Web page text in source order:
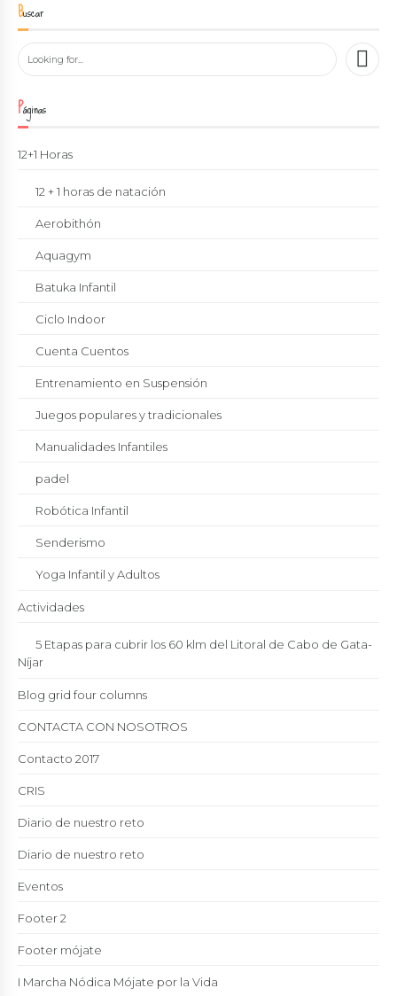
Buscar
Páginas
12+1 Horas
12 + 1 horas de natación
Aerobithón
Aquagym
Batuka Infantil
Ciclo Indoor
Cuenta Cuentos
Entrenamiento en Suspensión
Juegos populares y tradicionales
Manualidades Infantiles
padel
Robótica Infantil
Senderismo
Yoga Infantil y Adultos
Actividades
5 Etapas para cubrir los 60 klm del Litoral de Cabo de Gata-
Níjar
Blog grid four columns
CONTACTA CON NOSOTROS
Contacto 2017
CRIS
Diario de nuestro reto
Diario de nuestro reto
Eventos
Footer 2
Footer mójate
I Marcha Nódica Mójate por la Vida